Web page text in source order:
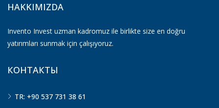
HAKKIMIZDA
Invento Invest uzman kadromuz ile birlikte size en doğru
yatırımları sunmak için çalışıyoruz.
КОНТАКТЫ
TR: +90 537 731 38 61